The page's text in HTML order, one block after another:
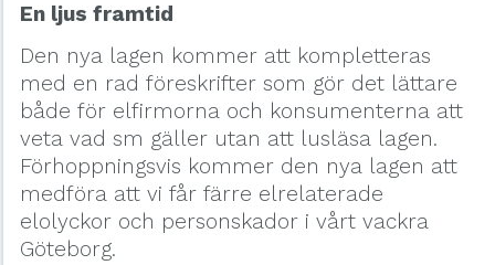
En ljus framtid
Den nya lagen kommer att kompletteras
med en rad föreskrifter som gör det lättare
både för elfirmorna och konsumenterna att
veta vad sm gäller utan att lusläsa lagen.
Förhoppningsvis kommer den nya lagen att
medföra att vi får färre elrelaterade
elolyckor och personskador i vårt vackra
Göteborg.